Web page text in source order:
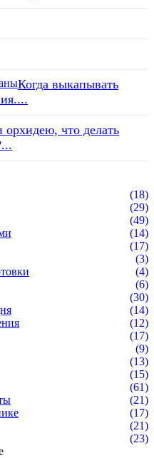
Когда выкапывать
орхидею, что делать
(18)
(29)
(49)
(14)
(17)
(3)
(4)
(6)
(30)
(14)
(12)
(17)
(9)
(13)
(15)
(61)
(21)
(17)
(21)
(23)